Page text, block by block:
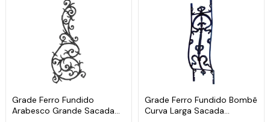
Grade Ferro Fundido
Arabesco Grande Sacada
Grade Ferro Fundido Bombê
Curva Larga Sacada